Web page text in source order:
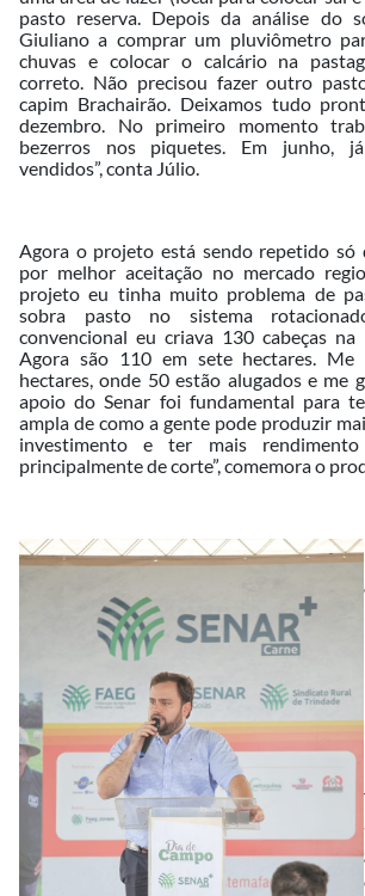
pasto reserva. Depois da análise do
Giuliano a comprar um pluviômetro
chuvas e colocar o calcário na
correto. Não precisou fazer outro
capim Brachairão. Deixamos tudo
dezembro. No primeiro momento
bezerros nos piquetes. Em junho,
vendidos”, conta Júlio.
Agora o projeto está sendo repetido só
por melhor aceitação no mercado
projeto eu tinha muito problema de
sobra pasto no sistema
convencional eu criava 130 cabeças
Agora são 110 em sete hectares. Me
hectares, onde 50 estão alugados e me
apoio do Senar foi fundamental para
ampla de como a gente pode produzir
investimento e ter mais rendimento
principalmente de corte”, comemora o